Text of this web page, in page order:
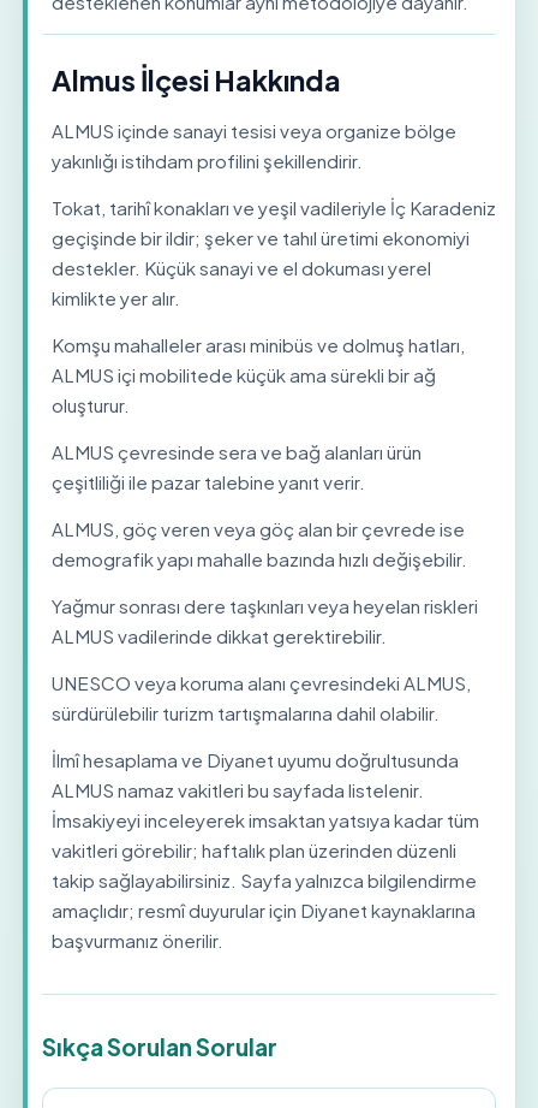
Almus İlçesi Hakkında
ALMUS içinde sanayi tesisi veya organize bölge
yakınlığı istihdam profilini şekillendirir.
Tokat, tarihî konakları ve yeşil vadileriyle İç Karadeniz
geçişinde bir ildir; şeker ve tahıl üretimi ekonomiyi
destekler. Küçük sanayi ve el dokuması yerel
kimlikte yer alır.
Komşu mahalleler arası minibüs ve dolmuş hatları,
ALMUS içi mobilitede küçük ama sürekli bir ağ
oluşturur.
ALMUS çevresinde sera ve bağ alanları ürün
çeşitliliği ile pazar talebine yanıt verir.
ALMUS, göç veren veya göç alan bir çevrede ise
demografik yapı mahalle bazında hızlı değişebilir.
Yağmur sonrası dere taşkınları veya heyelan riskleri
ALMUS vadilerinde dikkat gerektirebilir.
UNESCO veya koruma alanı çevresindeki ALMUS,
sürdürülebilir turizm tartışmalarına dahil olabilir.
İlmî hesaplama ve Diyanet uyumu doğrultusunda
ALMUS namaz vakitleri bu sayfada listelenir.
İmsakiyeyi inceleyerek imsaktan yatsıya kadar tüm
vakitleri görebilir; haftalık plan üzerinden düzenli
takip sağlayabilirsiniz. Sayfa yalnızca bilgilendirme
amaçlıdır; resmî duyurular için Diyanet kaynaklarına
başvurmanız önerilir.
Sıkça Sorulan Sorular